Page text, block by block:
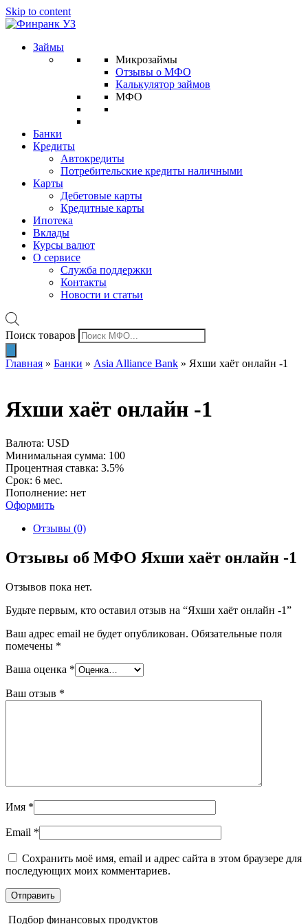
Skip to content
Займы
Микрозаймы
Отзывы о МФО
Калькулятор займов
МФО
Банки
Кредиты
Автокредиты
Потребительские кредиты наличными
Карты
Дебетовые карты
Кредитные карты
Ипотека
Вклады
Курсы валют
О сервисе
Служба поддержки
Контакты
Новости и статьи
Поиск товаров
Главная » Банки » Asia Alliance Bank » Яхши хаёт онлайн -1
Яхши хаёт онлайн -1
Валюта: USD
Минимальная сумма: 100
Процентная ставка: 3.5%
Срок: 6 мес.
Пополнение: нет
Оформить
Отзывы (0)
Отзывы об МФО Яхши хаёт онлайн -1
Отзывов пока нет.
Будьте первым, кто оставил отзыв на “Яхши хаёт онлайн -1”
Ваш адрес email не будет опубликован. Обязательные поля
помечены *
Ваша оценка *
Ваш отзыв *
Имя *
Email *
Сохранить моё имя, email и адрес сайта в этом браузере для
последующих моих комментариев.
Подбор финансовых продуктов